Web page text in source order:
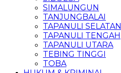
SIMALUNGUN
TANJUNGBALAI
TAPANULI SELATAN
TAPANULI TENGAH
TAPANULI UTARA
TEBING TINGGI
TOBA